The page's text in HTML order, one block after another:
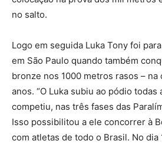
no salto.
Logo em seguida Luka Tony foi
em São Paulo quando também
bronze nos 1000 metros rasos – na
anos. “O Luka subiu ao pódio todas
competiu, nas três fases das
Isso possibilitou a ele concorrer à
com atletas de todo o Brasil. No dia